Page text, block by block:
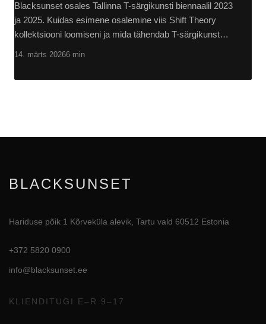
Blacksunset osales Tallinna T-särgikunsti biennaalil 2023
ja 2025. Kuidas esimene osalemine viis Shift Theory
kollektsiooni loomiseni ja mida tähendab T-särgikunst…
14. märts 20266 min
BLACKSUNSET
Hariduse põik 1 Kõrveküla alevik, Tartu vald 60512 Estonia
+372 5820 0900
info@blacksunset.ee
KLIENDITUGI E–R 9–17